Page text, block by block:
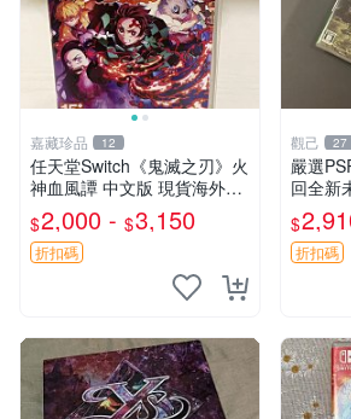
嘉藏珍品 12
任天堂Switch《鬼滅之刃》火
神血風譚 中文版 現貨海外原
裝卡帶 二手全新質檢 港日歐
美隨機發送 鬼滅之刃 Switch
卡帶 中文版 任天堂官方
$2,000 - $3,150
折扣碼
觀己 27
嚴選
回全新
之門
測試過
$
折扣碼